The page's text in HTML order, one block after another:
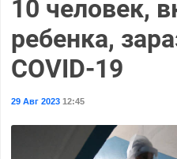
10 человек,
ребенка,
COVID-19
29 Авг 202312:45